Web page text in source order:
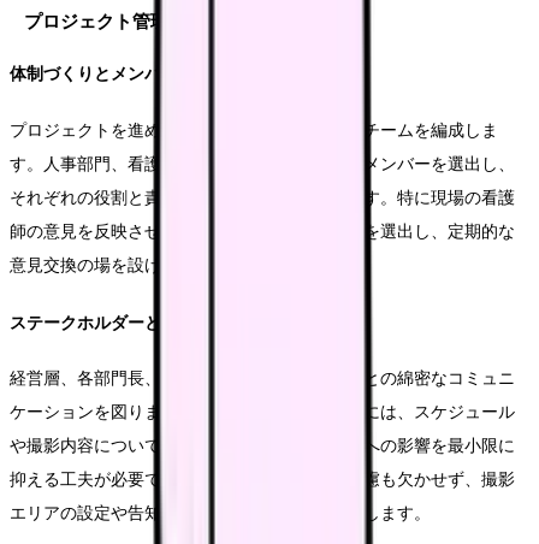
プロジェクト管理の実践
体制づくりとメンバー選定
プロジェクトを進めるにあたり、まず核となるチームを編成しま
す。人事部門、看護部門、広報部門から適切なメンバーを選出し、
それぞれの役割と責任範囲を明確にしていきます。特に現場の看護
師の意見を反映させるため、各部署から代表者を選出し、定期的な
意見交換の場を設けることが重要です。
ステークホルダーとの調整
経営層、各部門長、現場スタッフなど、関係者との綿密なコミュニ
ケーションを図ります。特に撮影に関わる部署には、スケジュール
や撮影内容について事前に詳しく説明し、業務への影響を最小限に
抑える工夫が必要です。また、患者さんへの配慮も欠かせず、撮影
エリアの設定や告知方法についても慎重に検討します。